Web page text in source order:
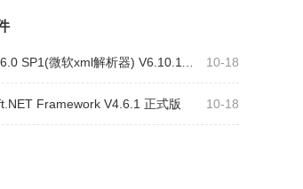
10-18
10-18
Framework V4.6.1 正式版